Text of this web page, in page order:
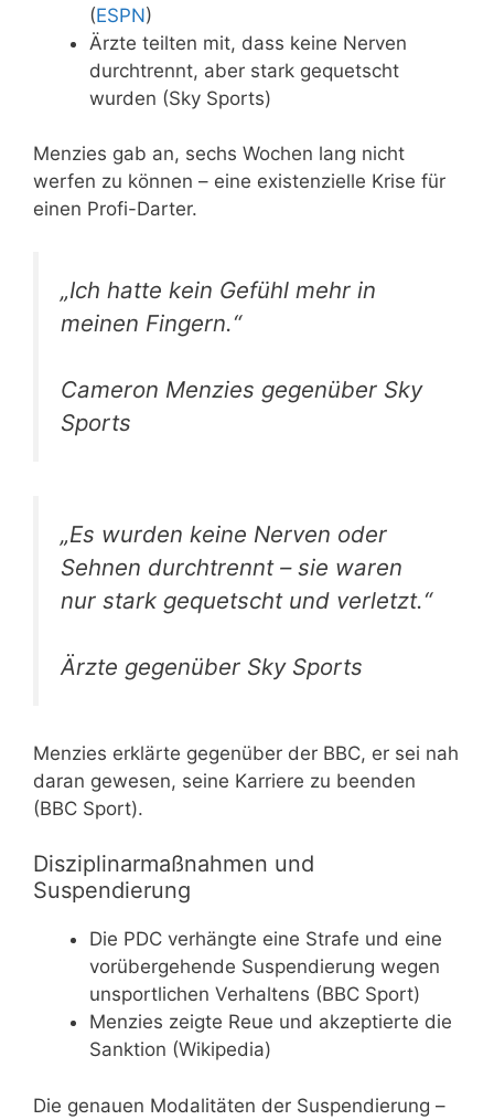
(ESPN)
Ärzte teilten mit, dass keine Nerven
durchtrennt, aber stark gequetscht
wurden (Sky Sports)
Menzies gab an, sechs Wochen lang nicht
werfen zu können – eine existenzielle Krise für
einen Profi-Darter.
„Ich hatte kein Gefühl mehr in
meinen Fingern.“
Cameron Menzies gegenüber Sky
Sports
„Es wurden keine Nerven oder
Sehnen durchtrennt – sie waren
nur stark gequetscht und verletzt.“
Ärzte gegenüber Sky Sports
Menzies erklärte gegenüber der BBC, er sei nah
daran gewesen, seine Karriere zu beenden
(BBC Sport).
Disziplinarmaßnahmen und
Suspendierung
Die PDC verhängte eine Strafe und eine
vorübergehende Suspendierung wegen
unsportlichen Verhaltens (BBC Sport)
Menzies zeigte Reue und akzeptierte die
Sanktion (Wikipedia)
Die genauen Modalitäten der Suspendierung –